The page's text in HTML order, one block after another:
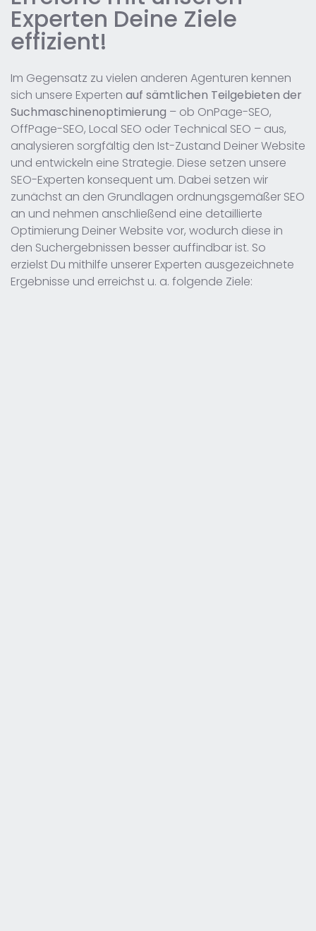
Experten Deine Ziele
effizient!
Im Gegensatz zu vielen anderen Agenturen kennen
sich unsere Experten auf sämtlichen Teilgebieten der
Suchmaschinenoptimierung – ob OnPage-SEO,
OffPage-SEO, Local SEO oder Technical SEO – aus,
analysieren sorgfältig den Ist-Zustand Deiner Website
und entwickeln eine Strategie. Diese setzen unsere
SEO-Experten konsequent um. Dabei setzen wir
zunächst an den Grundlagen ordnungsgemäßer SEO
an und nehmen anschließend eine detaillierte
Optimierung Deiner Website vor, wodurch diese in
den Suchergebnissen besser auffindbar ist. So
erzielst Du mithilfe unserer Experten ausgezeichnete
Ergebnisse und erreichst u. a. folgende Ziele: